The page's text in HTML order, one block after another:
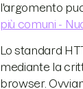
l'argomento
più comuni -
Lo standard
mediante la
browser.